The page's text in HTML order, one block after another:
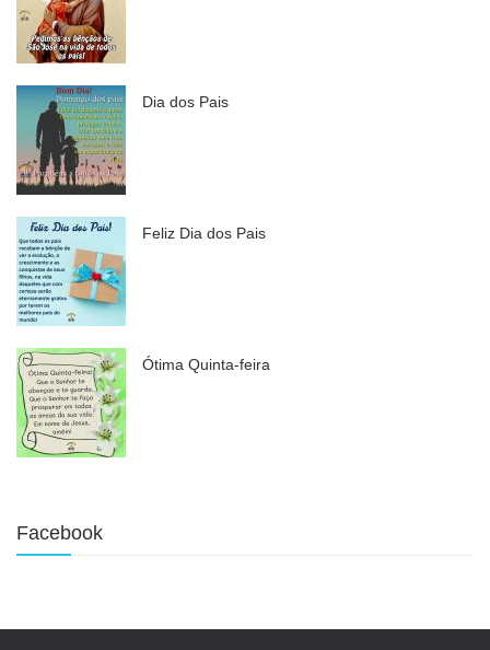
Dia dos Pais
Feliz Dia dos Pais
Ótima Quinta-feira
Facebook